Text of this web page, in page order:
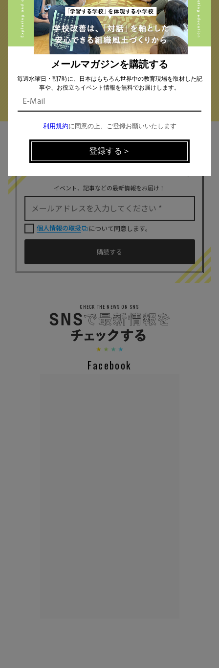
校種から探す テーマから探す
小学校 (293) 中学校 (261) 高校 (293) 一貫校 (65)
特別支援 (11) 大学・専門学校 (17) 保育園・幼稚園 (1)
公立 (347) 私立 (356)
オルタナティブスクール (18) 教育委員会 (4)
MAIL MAGAZINE
イベント、記事などの最新情報をお届け！
個人情報の取扱 について同意します。
CHECK THE NEWS ON SNS
Facebook
メールマガジンを購読する
毎週水曜日・朝7時に、日本はもちろん世界中の教育現場を取材した記
事や、お役立ちイベント情報を無料でお届けします。
利用規約に同意の上、ご登録お願いいたします